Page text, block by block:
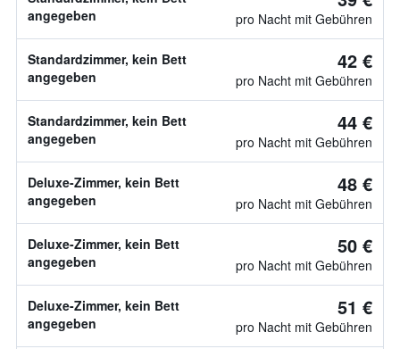
angegeben
pro Nacht mit Gebühren
Standardzimmer, kein Bett
angegeben
42 €
pro Nacht mit Gebühren
Standardzimmer, kein Bett
angegeben
44 €
pro Nacht mit Gebühren
Deluxe-Zimmer, kein Bett
angegeben
48 €
pro Nacht mit Gebühren
Deluxe-Zimmer, kein Bett
angegeben
50 €
pro Nacht mit Gebühren
Deluxe-Zimmer, kein Bett
angegeben
51 €
pro Nacht mit Gebühren